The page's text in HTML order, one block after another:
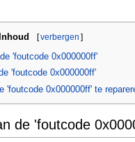
Inhoud [verbergen ]
'foutcode 0x000000ff'
'foutcode 0x000000ff'
'foutcode 0x000000ff' te
de 'foutcode